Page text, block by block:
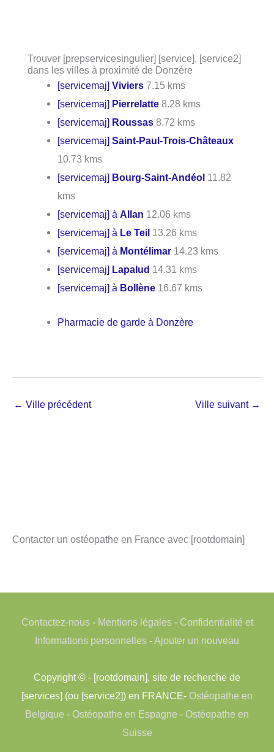
Trouver [prepservicesingulier] [service], [service2]
dans les villes à proximité de Donzère
[servicemaj]Viviers 7.15 kms
[servicemaj] Pierrelatte 8.28 kms
[servicemaj] Roussas 8.72 kms
[servicemaj]Saint-Paul-Trois-Châteaux
10.73 kms
[servicemaj] Bourg-Saint-Andéol 11.82
kms
[servicemaj] àAllan 12.06 kms
[servicemaj] à Le Teil 13.26 kms
[servicemaj] à Montélimar 14.23 kms
[servicemaj] Lapalud 14.31 kms
[servicemaj] à Bollène 16.67 kms
Pharmacie de garde à Donzère
← Ville précédent Ville suivant →
Contacter un ostéopathe en France avec [rootdomain]
Contactez-nous- Mentions légales- Confidentialité et
Informations personnelles -Ajouter un nouveau
Copyright © - [rootdomain], site de recherche de
[services] (ou [service2]) en FRANCE- Ostéopathe en
Belgique - Ostéopathe en Espagne - Ostéopathe en
Suisse